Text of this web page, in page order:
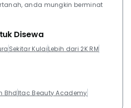
anda mungkin berminat
Disewa
Sekitar KulaiLebih dari 2K RM
Bhd Itac Beauty Academy